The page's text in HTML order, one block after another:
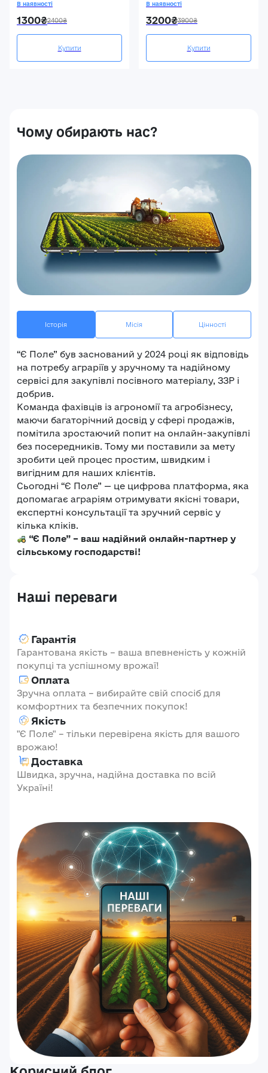
В наявності
1300₴2400₴
Купити
В наявності
3200₴3900₴
Купити
Чому обирають нас?
Історія Місія Цінності
“Є Поле” був заснований у 2024 році як відповідь
на потребу аграріїв у зручному та надійному
сервісі для закупівлі посівного матеріалу, ЗЗР і
добрив.
Команда фахівців із агрономії та агробізнесу,
маючи багаторічний досвід у сфері продажів,
помітила зростаючий попит на онлайн-закупівлі
без посередників. Тому ми поставили за мету
зробити цей процес простим, швидким і
вигідним для наших клієнтів.
Сьогодні “Є Поле” — це цифрова платформа, яка
допомагає аграріям отримувати якісні товари,
експертні консультації та зручний сервіс у
кілька кліків.
“Є Поле” – ваш надійний онлайн-партнер у
сільському господарстві!
Наші переваги
Гарантія
Гарантована якість – ваша впевненість у кожній
покупці та успішному врожаї!
Оплата
Зручна оплата – вибирайте свій спосіб для
комфортних та безпечних покупок!
Якість
"Є Поле" – тільки перевірена якість для вашого
врожаю!
Доставка
Швидка, зручна, надійна доставка по всій
Україні!
Ваші враження*
Ваша оцінка
Авторизація
Пароль*
Забули пароль? Реєстрація
Увійти